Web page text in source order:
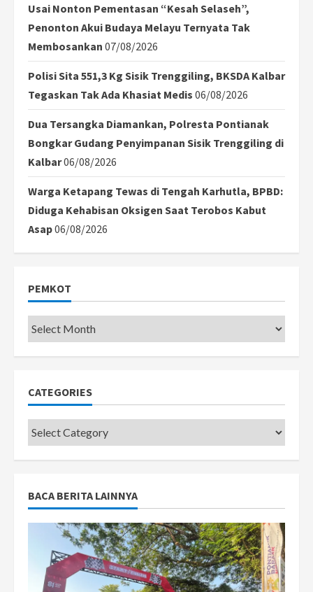
Usai Nonton Pementasan “Kesah Selaseh”,
Penonton Akui Budaya Melayu Ternyata Tak
Membosankan 07/08/2026
Polisi Sita 551,3 Kg Sisik Trenggiling, BKSDA Kalbar
Tegaskan Tak Ada Khasiat Medis 06/08/2026
Dua Tersangka Diamankan, Polresta Pontianak
Bongkar Gudang Penyimpanan Sisik Trenggiling di
Kalbar06/08/2026
Warga Ketapang Tewas di Tengah Karhutla, BPBD:
Diduga Kehabisan Oksigen Saat Terobos Kabut
Asap06/08/2026
PEMKOT
Pemkot
CATEGORIES
Categories
BACA BERITA LAINNYA